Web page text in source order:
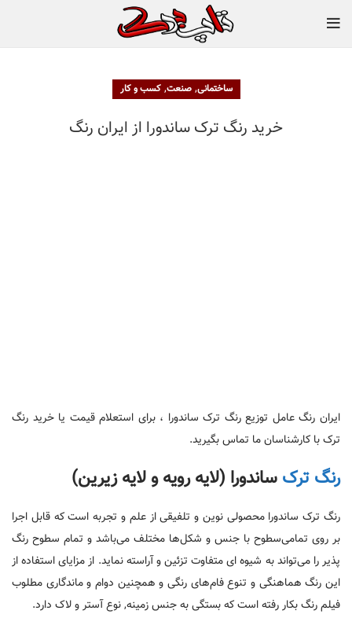
ساختمانی,صنعت,کسب و کار
خرید رنگ ترک ساندورا از ایران رنگ
ایران رنگ عامل توزیع رنگ ترک ساندورا ، برای استعلام قیمت یا خرید رنگ
ترک با کارشناسان ما تماس بگیرید.
رنگ ترک ساندورا (لایه رویه و لایه زیرین)
رنگ ترک ساندورا محصولی نوین و تلفیقی از علم و تجربه است که قابل اجرا
بر روی تمامی‌سطوح با جنس و شکل‌ها مختلف می‌باشد و تمام سطوح رنگ
پذیر را می‌تواند به شیوه ای متفاوت تزئین و آراسته نماید. از مزایای استفاده از
این رنگ هماهنگی و تنوع فام‌های رنگی و همچنین دوام و ماندگاری مطلوب
فیلم رنگ بکار رفته است که بستگی به جنس زمینه, نوع آستر و لاک دارد.